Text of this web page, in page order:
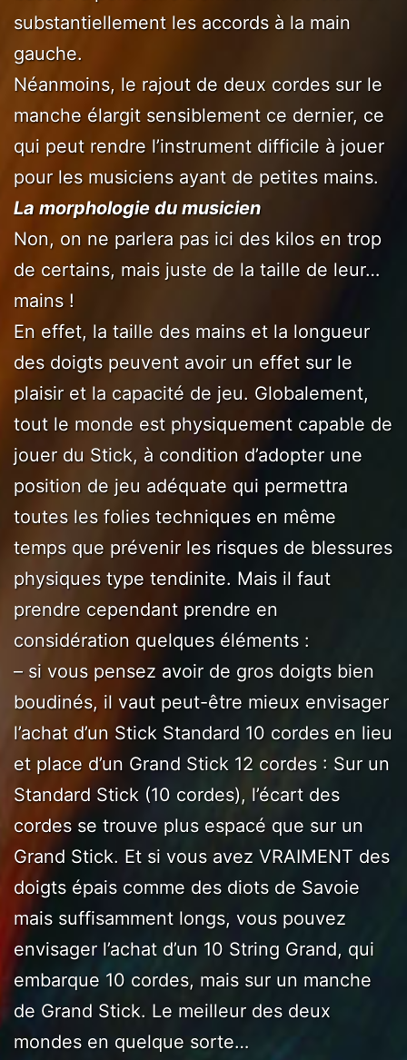
substantiellement les accords à la main
gauche.
Néanmoins, le rajout de deux cordes sur le
manche élargit sensiblement ce dernier, ce
qui peut rendre l’instrument difficile à jouer
pour les musiciens ayant de petites mains.
La morphologie du musicien
Non, on ne parlera pas ici des kilos en trop
de certains, mais juste de la taille de leur…
mains !
En effet, la taille des mains et la longueur
des doigts peuvent avoir un effet sur le
plaisir et la capacité de jeu. Globalement,
tout le monde est physiquement capable de
jouer du Stick, à condition d’adopter une
position de jeu adéquate qui permettra
toutes les folies techniques en même
temps que prévenir les risques de blessures
physiques type tendinite. Mais il faut
prendre cependant prendre en
considération quelques éléments :
– si vous pensez avoir de gros doigts bien
boudinés, il vaut peut-être mieux envisager
l’achat d’un Stick Standard 10 cordes en lieu
et place d’un Grand Stick 12 cordes : Sur un
Standard Stick (10 cordes), l’écart des
cordes se trouve plus espacé que sur un
Grand Stick. Et si vous avez VRAIMENT des
doigts épais comme des diots de Savoie
mais suffisamment longs, vous pouvez
envisager l’achat d’un 10 String Grand, qui
embarque 10 cordes, mais sur un manche
de Grand Stick. Le meilleur des deux
mondes en quelque sorte…